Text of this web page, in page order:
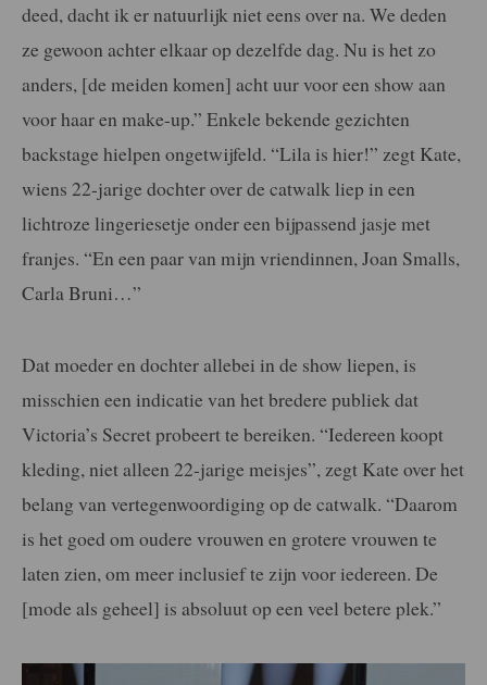
deed, dacht ik er natuurlijk niet eens over na. We deden
ze gewoon achter elkaar op dezelfde dag. Nu is het zo
anders, [de meiden komen] acht uur voor een show aan
voor haar en make-up.” Enkele bekende gezichten
backstage hielpen ongetwijfeld. “Lila is hier!” zegt Kate,
wiens 22-jarige dochter over de catwalk liep in een
lichtroze lingeriesetje onder een bijpassend jasje met
franjes. “En een paar van mijn vriendinnen, Joan Smalls,
Carla Bruni…”
Dat moeder en dochter allebei in de show liepen, is
misschien een indicatie van het bredere publiek dat
Victoria’s Secret probeert te bereiken. “Iedereen koopt
kleding, niet alleen 22-jarige meisjes”, zegt Kate over het
belang van vertegenwoordiging op de catwalk. “Daarom
is het goed om oudere vrouwen en grotere vrouwen te
laten zien, om meer inclusief te zijn voor iedereen. De
[mode als geheel] is absoluut op een veel betere plek.”